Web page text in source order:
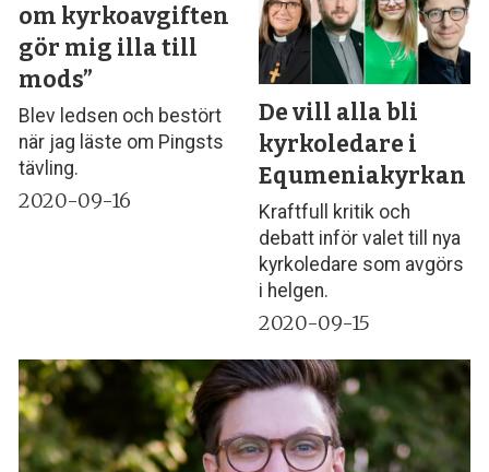
om kyrkoavgiften
gör mig illa till
mods”
Blev ledsen och bestört
när jag läste om Pingsts
tävling.
2020-09-16
De vill alla bli
kyrkoledare i
Equmeniakyrkan
Kraftfull kritik och
debatt inför valet till nya
kyrkoledare som avgörs
i helgen.
2020-09-15